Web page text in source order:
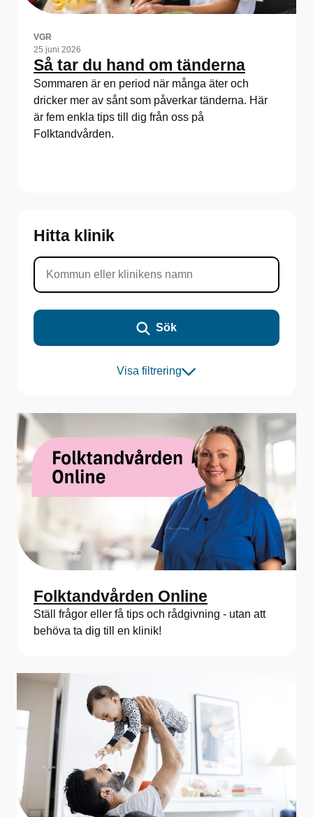
VGR
25 juni 2026
Så tar du hand om tänderna
Sommaren är en period när många äter och
dricker mer av sånt som påverkar tänderna. Här
är fem enkla tips till dig från oss på
Folktandvården.
Hitta klinik
Sök
Visa filtrering
Folktandvården Online
Ställ frågor eller få tips och rådgivning - utan att
behöva ta dig till en klinik!